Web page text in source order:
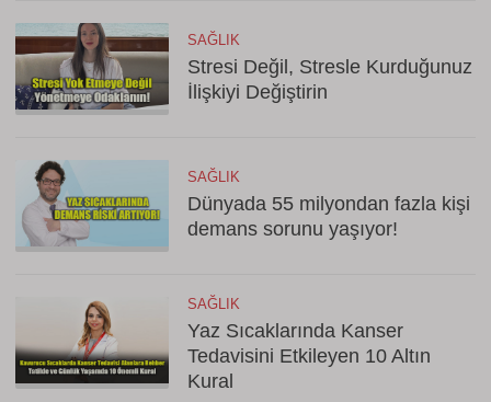
SAĞLIK
Stresi Değil, Stresle Kurduğunuz
İlişkiyi Değiştirin
SAĞLIK
Dünyada 55 milyondan fazla kişi
demans sorunu yaşıyor!
SAĞLIK
Yaz Sıcaklarında Kanser
Tedavisini Etkileyen 10 Altın
Kural